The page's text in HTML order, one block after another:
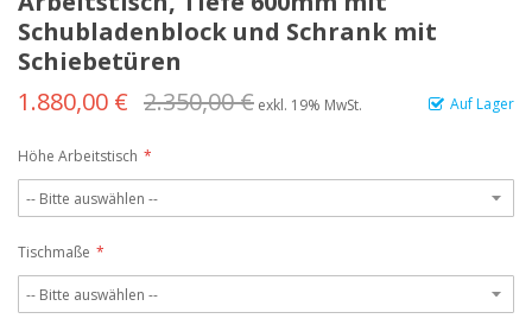
Schubladenblock und Schrank mit
Schiebetüren
Auf Lager
1.880,00 € 2.350,00 € exkl. 19% MwSt.
Höhe Arbeitstisch
Tischmaße